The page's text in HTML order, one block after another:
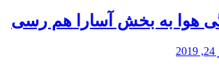
هوا به بخش آسارا هم رسی